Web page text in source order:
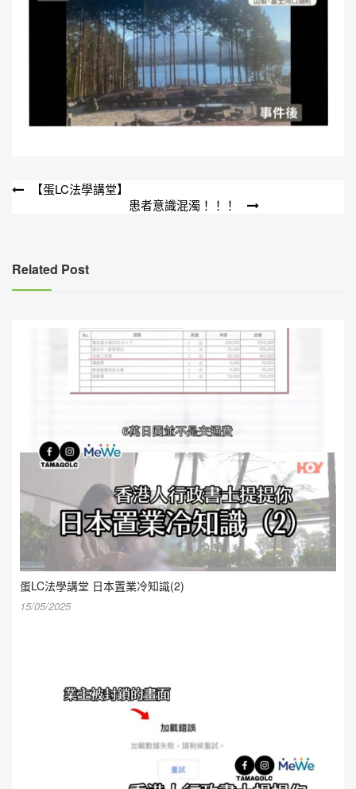
文
覽
【蛋LC法學講堂】
患者意識混濁！！！
Related Post
蛋LC法學講堂 日本置業冷知識(2)
15/05/2025